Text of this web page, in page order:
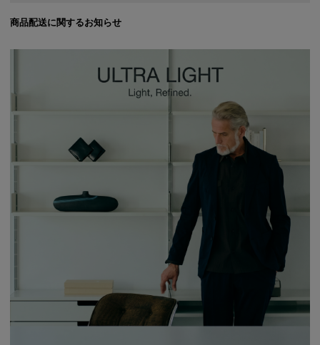
商品配送に関するお知らせ